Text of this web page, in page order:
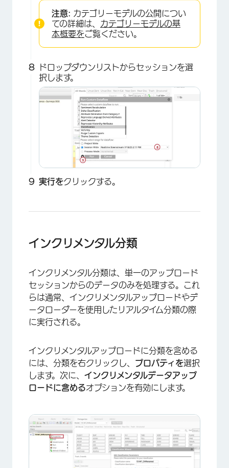
×
注意: カテゴリーモデルの公開につい
ての詳細は、 カテゴリーモデルの基
本概要をご覧ください。
ドロップダウンリストからセッションを選
択します。
×
実行をクリックする。
インクリメンタル分類
インクリメンタル分類は、単一のアップロード
セッションからのデータのみを処理する。これ
らは通常、インクリメンタルアップロードやデ
ータローダーを使用したリアルタイム分類の際
に実行される。
インクリメンタルアップロードに分類を含める
には、分類を右クリックし、 プロパティを選択
します。次に、 インクリメンタルデータアップ
ロードに含めるオプションを有効にします。